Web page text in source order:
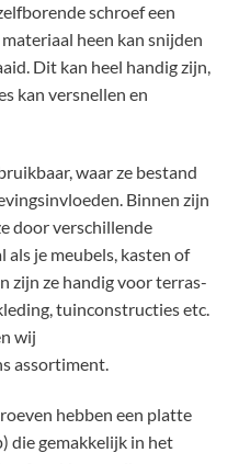
schroef een
heen kan snijden
Dit kan heel handig zijn,
kan versnellen en
waar ze bestand
Binnen zijn
door verschillende
je meubels, kasten of
zijn ze handig voor terras-
tuinconstructies etc.
wij
assortiment.
hebben een platte
die gemakkelijk in het